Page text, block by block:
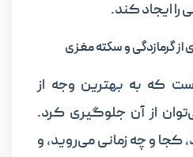
ایجاد کند.
گرمازدگی و سکته مغزی
که به بهترین وجه از
از آن جلوگیری کرد.
کجا و چه زمانی می‌روید، و